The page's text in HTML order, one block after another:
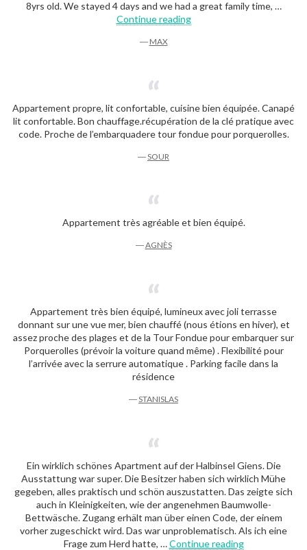
8yrs old. We stayed 4 days and we had a great family time, …
Continue reading“Max”
― MAX
Appartement propre, lit confortable, cuisine bien équipée. Canapé
lit confortable. Bon chauffage.récupération de la clé pratique avec
code. Proche de l’embarquadere tour fondue pour porquerolles.
―SOUR
Appartement très agréable et bien équipé.
―AGNÈS
Appartement très bien équipé, lumineux avec joli terrasse
donnant sur une vue mer, bien chauffé (nous étions en hiver), et
assez proche des plages et de la Tour Fondue pour embarquer sur
Porquerolles (prévoir la voiture quand même) . Flexibilité pour
l’arrivée avec la serrure automatique . Parking facile dans la
résidence
―STANISLAS
Ein wirklich schönes Apartment auf der Halbinsel Giens. Die
Ausstattung war super. Die Besitzer haben sich wirklich Mühe
gegeben, alles praktisch und schön auszustatten. Das zeigte sich
auch in Kleinigkeiten, wie der angenehmen Baumwolle-
Bettwäsche. Zugang erhält man über einen Code, der einem
vorher zugeschickt wird. Das war unproblematisch. Als ich eine
Frage zum Herd hatte, …Continue reading“Anette”